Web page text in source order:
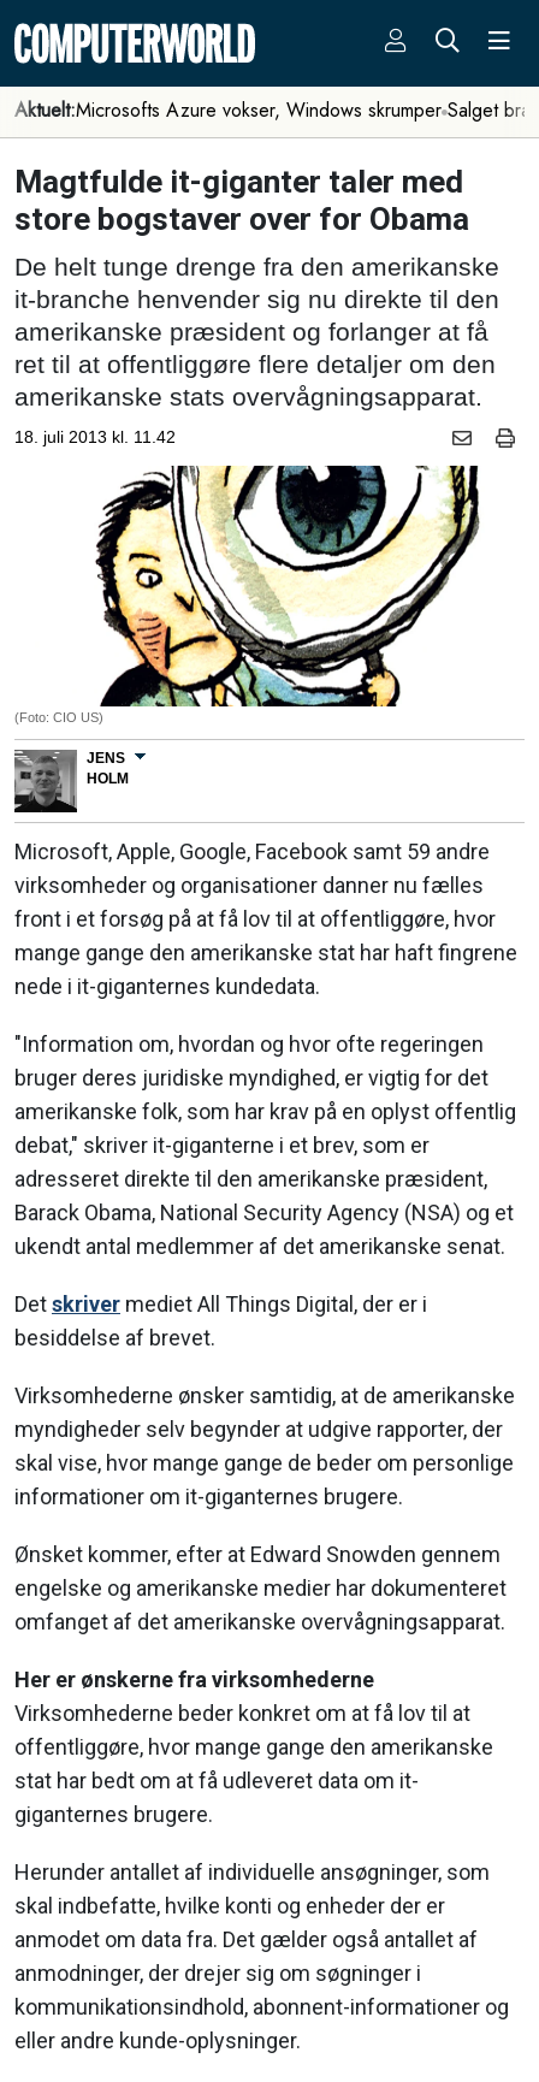
Aktuelt:Microsofts Azure vokser, Windows skrumper Salget
Magtfulde it-giganter taler med
store bogstaver over for Obama
De helt tunge drenge fra den amerikanske
it-branche henvender sig nu direkte til den
amerikanske præsident og forlanger at få
ret til at offentliggøre flere detaljer om den
amerikanske stats overvågningsapparat.
18. juli 2013 kl. 11.42
(Foto: CIO US)
JENS
HOLM
Microsoft, Apple, Google, Facebook samt 59 andre
virksomheder og organisationer danner nu fælles
front i et forsøg på at få lov til at offentliggøre, hvor
mange gange den amerikanske stat har haft fingrene
nede i it-giganternes kundedata.
"Information om, hvordan og hvor ofte regeringen
bruger deres juridiske myndighed, er vigtig for det
amerikanske folk, som har krav på en oplyst offentlig
debat," skriver it-giganterne i et brev, som er
adresseret direkte til den amerikanske præsident,
Barack Obama, National Security Agency (NSA) og et
ukendt antal medlemmer af det amerikanske senat.
Detskriver mediet All Things Digital, der er i
besiddelse af brevet.
Virksomhederne ønsker samtidig, at de amerikanske
myndigheder selv begynder at udgive rapporter, der
skal vise, hvor mange gange de beder om personlige
informationer om it-giganternes brugere.
Ønsket kommer, efter at Edward Snowden gennem
engelske og amerikanske medier har dokumenteret
omfanget af det amerikanske overvågningsapparat.
Her er ønskerne fra virksomhederne
Virksomhederne beder konkret om at få lov til at
offentliggøre, hvor mange gange den amerikanske
stat har bedt om at få udleveret data om it-
giganternes brugere.
Herunder antallet af individuelle ansøgninger, som
skal indbefatte, hvilke konti og enheder der er
anmodet om data fra. Det gælder også antallet af
anmodninger, der drejer sig om søgninger i
kommunikationsindhold, abonnent-informationer og
eller andre kunde-oplysninger.